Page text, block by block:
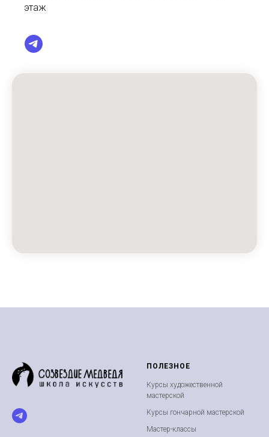
этаж
ПОЛЕЗНОЕ
Курсы художественной
мастерской
Курсы гончарной мастерской
Мастер-классы